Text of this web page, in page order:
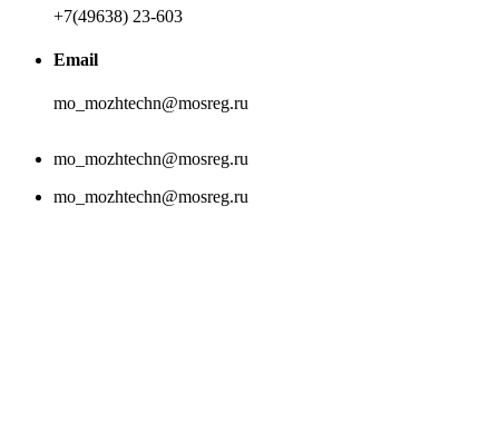
+7(49638) 23-603
Email
mo_mozhtechn@mosreg.ru
mo_mozhtechn@mosreg.ru
mo_mozhtechn@mosreg.ru